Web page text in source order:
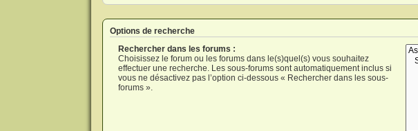
Options de recherche
Rechercher dans les forums :
Choisissez le forum ou les forums dans le(s)quel(s) vous souhaitez
effectuer une recherche. Les sous-forums sont automatiquement inclus si
vous ne désactivez pas l’option ci-dessous « Rechercher dans les sous-
forums ».